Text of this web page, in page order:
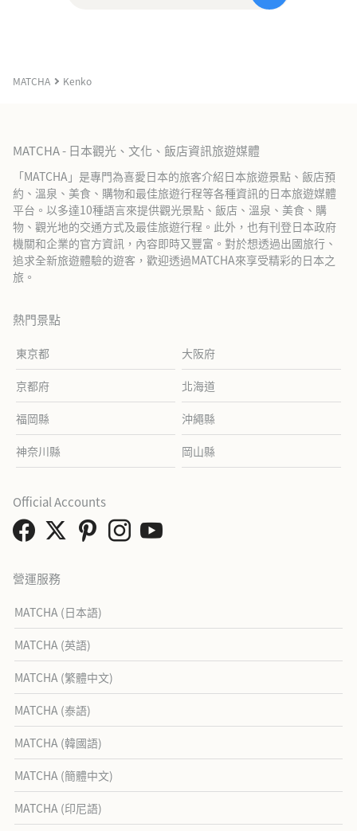
MATCHA Kenko
MATCHA - 日本觀光、文化、飯店資訊旅遊媒體
「MATCHA」是專門為喜愛日本的旅客介紹日本旅遊景點、飯店預
約、溫泉、美食、購物和最佳旅遊行程等各種資訊的日本旅遊媒體
平台。以多達10種語言來提供觀光景點、飯店、溫泉、美食、購
物、觀光地的交通方式及最佳旅遊行程。此外，也有刊登日本政府
機關和企業的官方資訊，內容即時又豐富。對於想透過出國旅行、
追求全新旅遊體驗的遊客，歡迎透過MATCHA來享受精彩的日本之
旅。
熱門景點
東京都 大阪府
京都府 北海道
福岡縣 沖繩縣
神奈川縣 岡山縣
營運服務
MATCHA (日本語)
MATCHA (英語)
MATCHA (繁體中文)
MATCHA (泰語)
MATCHA (韓國語)
MATCHA (簡體中文)
MATCHA (印尼語)
Official Accounts